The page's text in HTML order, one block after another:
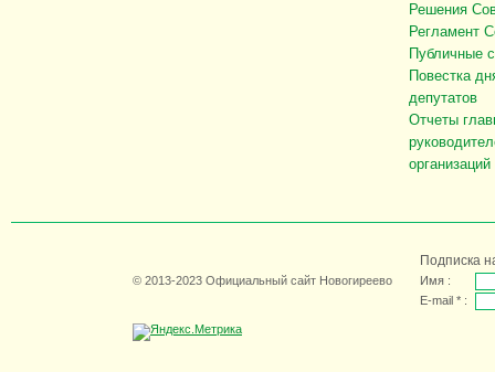
Решения
Регламент
Публичные
Повестка
депутатов
Отчеты
организаций
© 2013-2023 Официальный сайт Новогиреево
Подписка
Имя :
E-mail * :